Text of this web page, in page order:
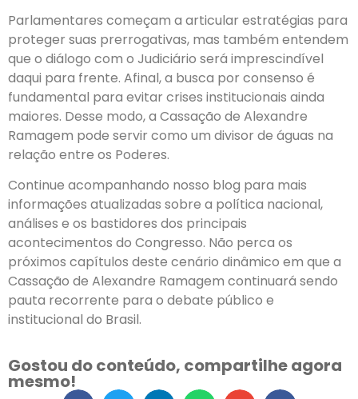
Parlamentares começam a articular estratégias para
proteger suas prerrogativas, mas também entendem
que o diálogo com o Judiciário será imprescindível
daqui para frente. Afinal, a busca por consenso é
fundamental para evitar crises institucionais ainda
maiores. Desse modo, a Cassação de Alexandre
Ramagem pode servir como um divisor de águas na
relação entre os Poderes.
Continue acompanhando nosso blog para mais
informações atualizadas sobre a política nacional,
análises e os bastidores dos principais
acontecimentos do Congresso. Não perca os
próximos capítulos deste cenário dinâmico em que a
Cassação de Alexandre Ramagem continuará sendo
pauta recorrente para o debate público e
institucional do Brasil.
Gostou do conteúdo, compartilhe agora
mesmo!